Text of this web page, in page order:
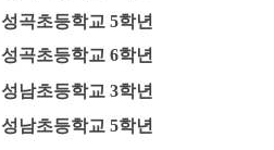
성곡초등학교 5학년
성곡초등학교 6학년
성남초등학교 3학년
성남초등학교 5학년